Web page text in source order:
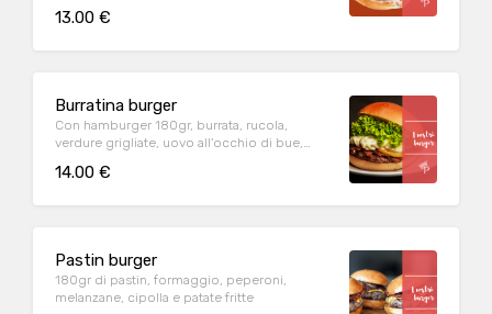
13.00 €
Burratina burger
Con hamburger 180gr, burrata, rucola,
verdure grigliate, uovo all'occhio di bue,
14.00 €
Pastin burger
180gr di pastin, formaggio, peperoni,
melanzane, cipolla e patate fritte